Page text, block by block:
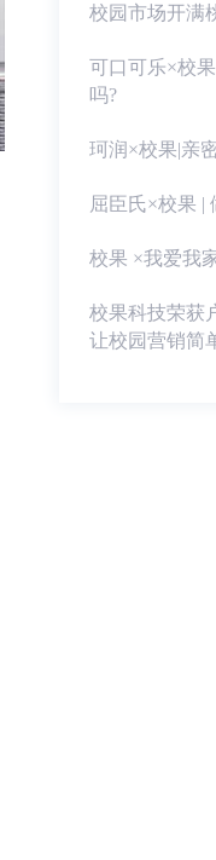
校园市场开满
可口可乐×校
吗?
珂润×校果|亲
屈臣氏×校果 |
校果 ×我爱我
校果科技荣获
让校园营销简